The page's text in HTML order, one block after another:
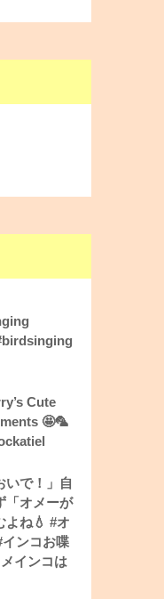
Cute
🤩🦜
いで！」自
「オメーが
よね💧 #オ
ンコお喋
インコは